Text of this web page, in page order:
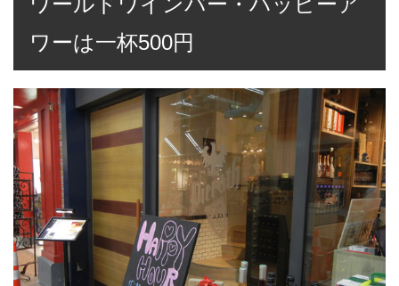
ワーは一杯500円